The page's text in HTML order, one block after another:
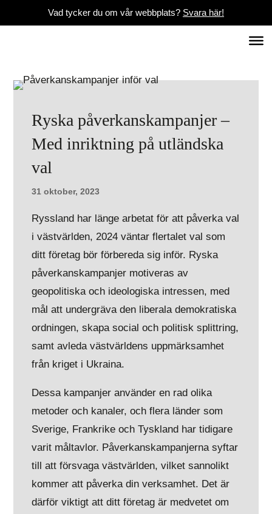
Vad tycker du om vår webbplats? Svara här!
Ryska påverkanskampanjer –
Med inriktning på utländska
val
31 oktober, 2023
Ryssland har länge arbetat för att påverka val
i västvärlden, 2024 väntar flertalet val som
ditt företag bör förbereda sig inför. Ryska
påverkanskampanjer motiveras av
geopolitiska och ideologiska intressen, med
mål att undergräva den liberala demokratiska
ordningen, skapa social och politisk splittring,
samt avleda västvärldens uppmärksamhet
från kriget i Ukraina.
Dessa kampanjer använder en rad olika
metoder och kanaler, och flera länder som
Sverige, Frankrike och Tyskland har tidigare
varit måltavlor. Påverkanskampanjerna syftar
till att försvaga västvärlden, vilket sannolikt
kommer att påverka din verksamhet. Det är
därför viktigt att ditt företag är medvetet om